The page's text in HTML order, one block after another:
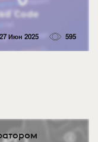
27 Июн 2025 595